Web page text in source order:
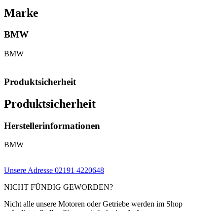
Marke
BMW
BMW
Produktsicherheit
Produktsicherheit
Herstellerinformationen
BMW
Unsere Adresse 02191 4220648
NICHT FÜNDIG GEWORDEN?
Nicht alle unsere Motoren oder Getriebe werden im Shop